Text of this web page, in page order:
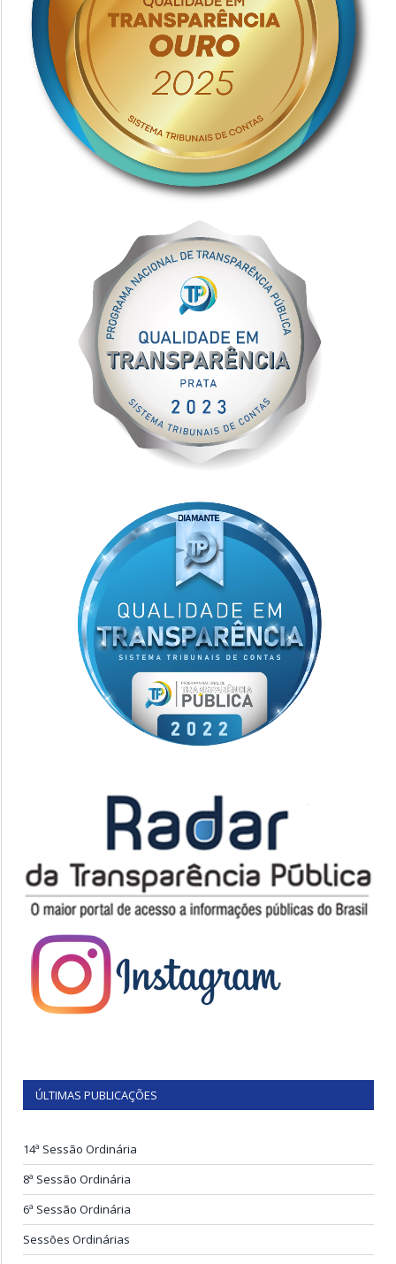
ÚLTIMAS PUBLICAÇÕES
14ª Sessão Ordinária
8ª Sessão Ordinária
6ª Sessão Ordinária
Sessões Ordinárias